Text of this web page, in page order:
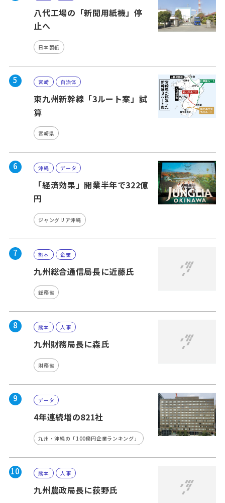
八代工場の「新聞用紙機」停
止へ
日本製紙
5 宮崎 自治体
東九州新幹線「3ルート案」試
算
宮崎県
6 沖縄 データ
「経済効果」開業半年で322億
円
ジャングリア沖縄
7 熊本 企業
九州総合通信局長に近藤氏
総務省
8 熊本 人事
九州財務局長に森氏
財務省
9 データ
4年連続増の821社
九州・沖縄の「100億円企業ランキング」
10 熊本 人事
九州農政局長に荻野氏